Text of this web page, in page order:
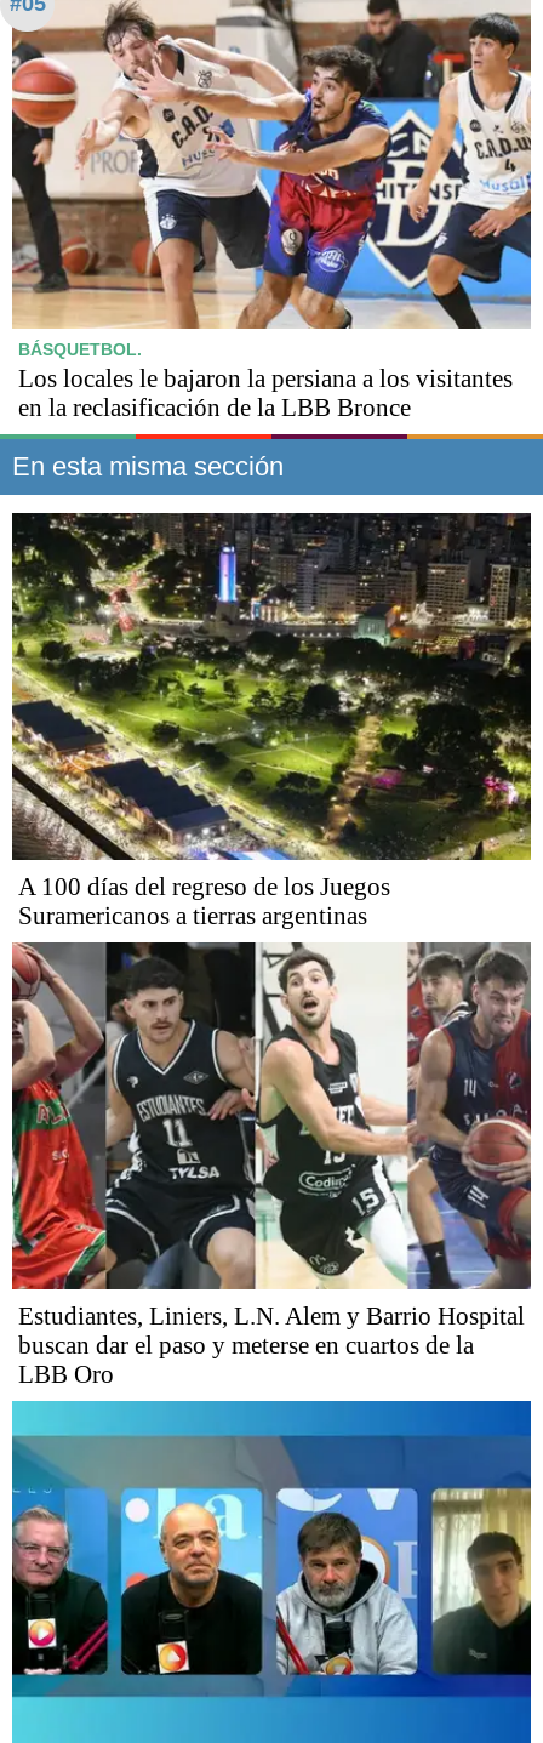
BÁSQUETBOL.
Los locales le bajaron la persiana a los visitantes
en la reclasificación de la LBB Bronce
En esta misma sección
A 100 días del regreso de los Juegos
Suramericanos a tierras argentinas
Estudiantes, Liniers, L.N. Alem y Barrio Hospital
buscan dar el paso y meterse en cuartos de la
LBB Oro